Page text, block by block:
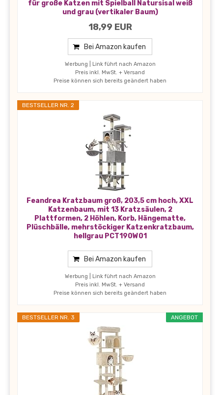
für große Katzen mit Spielball Natursisal weiß
und grau (vertikaler Baum)
18,99 EUR
Bei Amazon kaufen
Werbung | Link führt nach Amazon
Preis inkl. MwSt. + Versand
Preise können sich bereits geändert haben
BESTSELLER NR. 2
Feandrea Kratzbaum groß, 203,5 cm hoch, XXL
Katzenbaum, mit 13 Kratzsäulen, 2
Plattformen, 2 Höhlen, Korb, Hängematte,
Plüschbälle, mehrstöckiger Katzenkratzbaum,
hellgrau PCT190W01
Bei Amazon kaufen
Werbung | Link führt nach Amazon
Preis inkl. MwSt. + Versand
Preise können sich bereits geändert haben
ANGEBOT
BESTSELLER NR. 3